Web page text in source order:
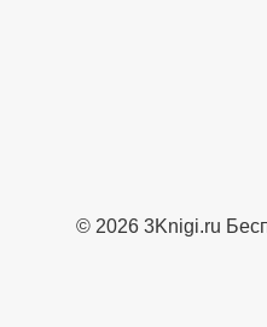
© 2026 3Knigi.ru